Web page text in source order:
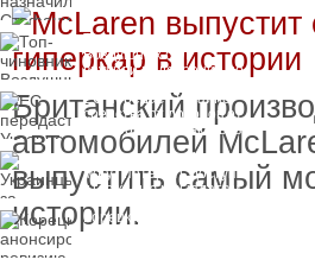
Топ-чиновнику
Воздушных сил
вручили подозрение по
1 млрд гривен
ЕС передаст Украине
средства от доходов от
замороженных активов
России
Украинцы за рубежом
могут потерять доступ
к госжилью и выплатам
Корецкий анонсировал
ревизию госбюджета
Британский
автомобилей
выпустить самый
истории.